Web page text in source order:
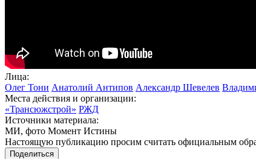
Лица:
Олег Тони Анатолий Антипов Александр Шевелев
Места действия и организации:
«Трансюжстрой» РЖД
Источники материала:
МИ, фото Момент Истины
Настоящую публикацию просим считать официальным
Поделиться